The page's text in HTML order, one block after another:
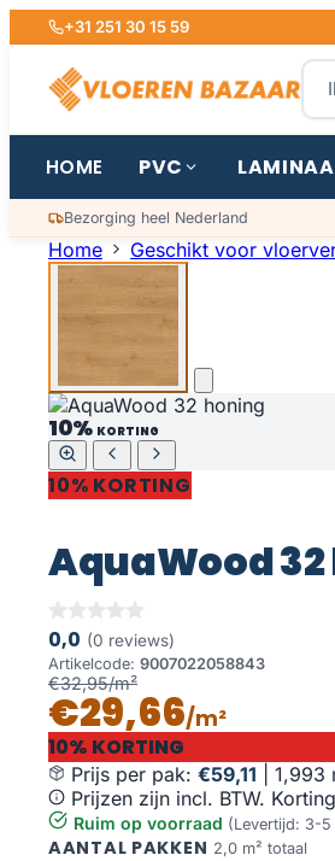
+31 251 30 15 59
HOME PVC
Bezorging heel Nederland
Home Geschikt voor
10% KORTING
10% KORTING
AquaWood
0,0 (0 reviews)
Artikelcode: 9007022058843
€32,95/m²
€29,66/m²
10% KORTING
Prijs per pak: €59,11
1,993
Prijzen zijn incl. BTW.
Ruim op voorraad (Levertijd: 3-
AANTAL PAKKEN 2,0 m² totaal